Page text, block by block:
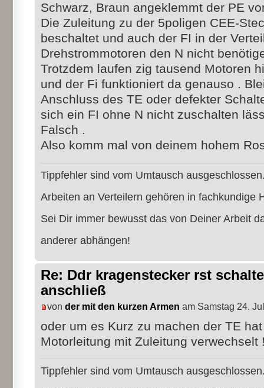
Schwarz, Braun angeklemmt der PE
Die Zuleitung zu der 5poligen CEE-
beschaltet und auch der FI in der
Drehstrommotoren den N nicht
Trotzdem laufen zig tausend Motoren
und der Fi funktioniert da genauso .
Anschluss des TE oder defekter
sich ein FI ohne N nicht zuschalten
Falsch .
Also komm mal von deinem hohem
Tippfehler sind vom Umtausch
Arbeiten an Verteilern gehören in fachkundige
Sei Dir immer bewusst das von Deiner Arbeit
anderer abhängen!
Re: Ddr kragenstecker rst
anschließ
von der mit den kurzen Armen am Samstag 24.
oder um es Kurz zu machen der TE
Motorleitung mit Zuleitung verwechselt
Tippfehler sind vom Umtausch